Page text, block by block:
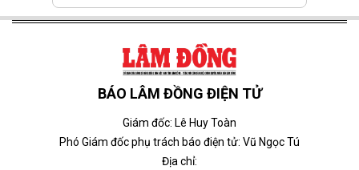
BÁO LÂM ĐỒNG ĐIỆN TỬ
Giám đốc: Lê Huy Toàn
Phó Giám đốc phụ trách báo điện tử: Vũ Ngọc Tú
Địa chỉ: